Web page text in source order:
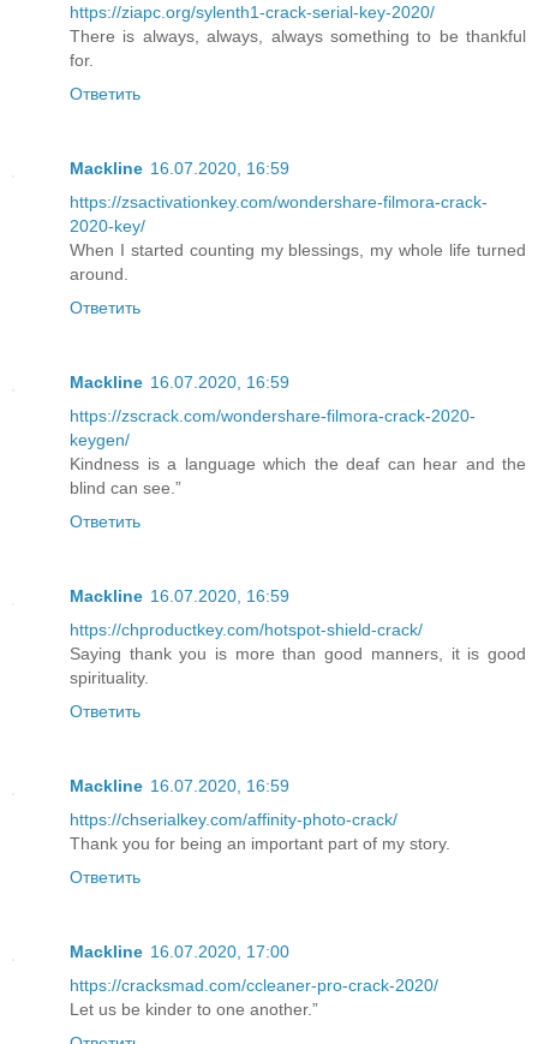
https://ziapc.org/sylenth1-crack-serial-key-2020/
There is always, always, always something to be thankful
for.
Ответить
Mackline 16.07.2020, 16:59
https://zsactivationkey.com/wondershare-filmora-crack-
2020-key/
When I started counting my blessings, my whole life turned
around.
Ответить
Mackline 16.07.2020, 16:59
https://zscrack.com/wondershare-filmora-crack-2020-
keygen/
Kindness is a language which the deaf can hear and the
blind can see.”
Ответить
Mackline 16.07.2020, 16:59
https://chproductkey.com/hotspot-shield-crack/
Saying thank you is more than good manners, it is good
spirituality.
Ответить
Mackline 16.07.2020, 16:59
https://chserialkey.com/affinity-photo-crack/
Thank you for being an important part of my story.
Ответить
Mackline 16.07.2020, 17:00
https://cracksmad.com/ccleaner-pro-crack-2020/
Let us be kinder to one another.”